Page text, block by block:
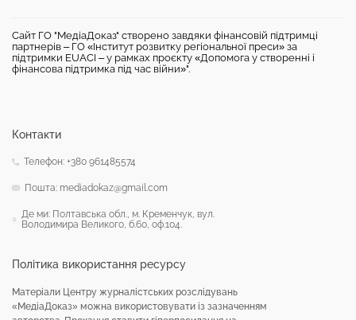
Сайт ГО "МедіаДоказ" створено завдяки фінансовій підтримці
партнерів – ГО «Інститут розвитку регіональної преси» за
підтримки EUACI – у рамках проєкту «Допомога у створенні і
фінансова підтримка під час війни»".
Політика використання ресурсу
Матеріали Центру журналістських розслідувань
«МедіаДоказ» можна використовувати із зазначенням
Контакти
Телефон: +380 961485574
Пошта: mediadokaz@gmail.com
Де ми: Полтавська обл., м. Кременчук, вул.
Володимира Великого, б.60, оф.104.